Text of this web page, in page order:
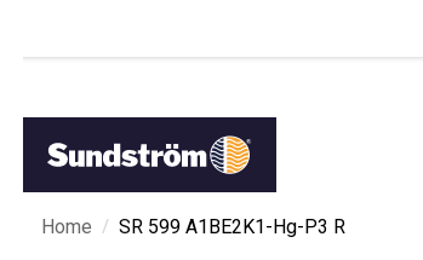
Home / SR 599 A1BE2K1-Hg-P3 R